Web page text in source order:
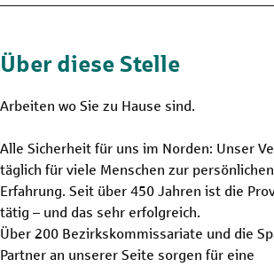
Über diese Stelle
Arbeiten wo Sie zu Hause sind.
Alle Sicherheit für uns im Norden: Unser
täglich für viele Menschen zur persönlichen
Erfahrung. Seit über 450 Jahren ist die
tätig – und das sehr erfolgreich.
Über 200 Bezirkskommissariate und die
Partner an unserer Seite sorgen für eine